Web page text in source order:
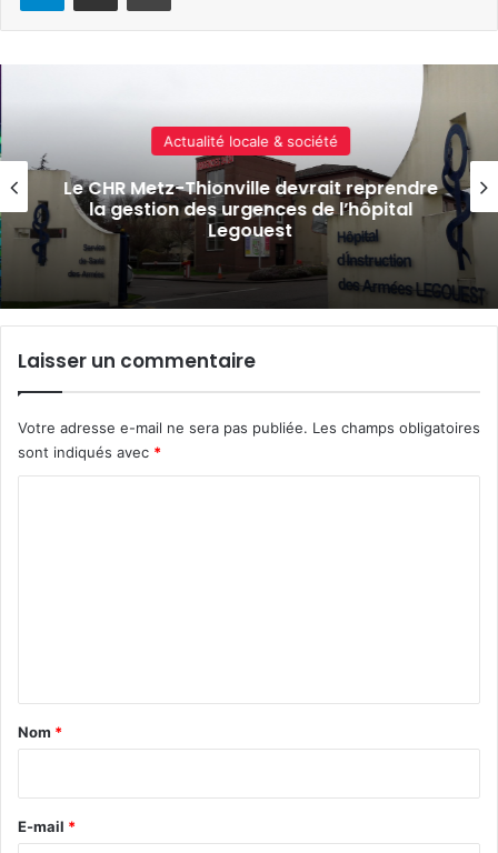
Actualité locale & société
La Moselle passe en vigilance
risques d’orages
Laisser un commentaire
Votre adresse e-mail ne sera pas publiée. Les champs obligatoires
sont indiqués avec *
a
e
Nom *
E-mail *